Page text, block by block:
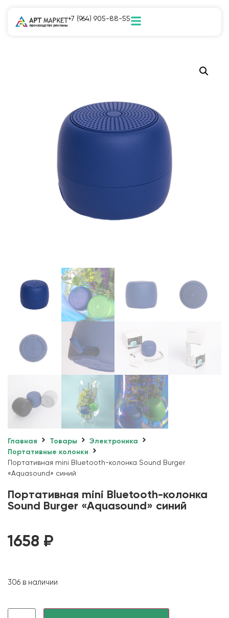
+7 (964) 905-88-55
Главная Товары
Электроника
Портативные колонки
Портативная mini Bluetooth-колонка Sound Burger
«Aquasound» синий
Портативная mini Bluetooth-колонка
Sound Burger «Aquasound» синий
1658 ₽
306 в наличии